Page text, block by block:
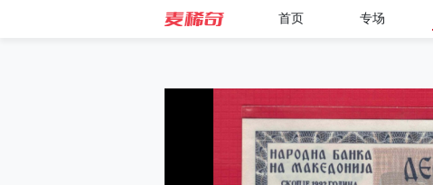
首页 专场